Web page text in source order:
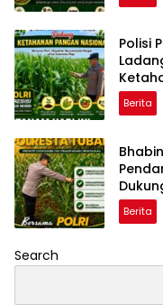
Polisi
Berita
Berita
Search